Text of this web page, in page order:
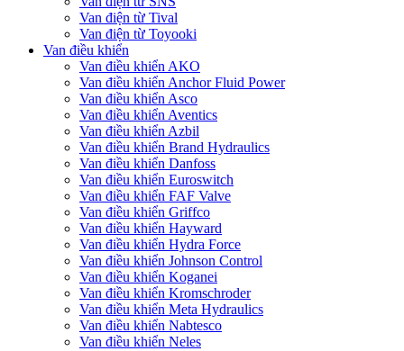
Van điện từ Tival
Van điện từ Toyooki
Van điều khiển
Van điều khiển AKO
Van điều khiển Anchor Fluid Power
Van điều khiển Asco
Van điều khiển Aventics
Van điều khiển Azbil
Van điều khiển Brand Hydraulics
Van điều khiển Danfoss
Van điều khiển Euroswitch
Van điều khiển FAF Valve
Van điều khiển Griffco
Van điều khiển Hayward
Van điều khiển Hydra Force
Van điều khiển Johnson Control
Van điều khiển Koganei
Van điều khiển Kromschroder
Van điều khiển Meta Hydraulics
Van điều khiển Nabtesco
Van điều khiển Neles